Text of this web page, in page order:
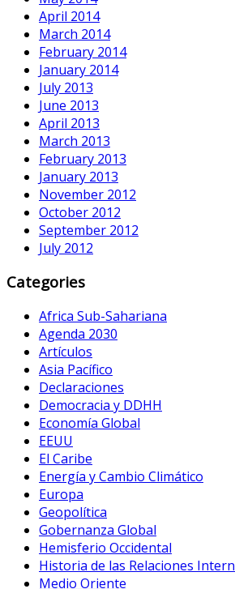
April 2014
March 2014
February 2014
January 2014
July 2013
June 2013
April 2013
March 2013
February 2013
January 2013
November 2012
October 2012
September 2012
July 2012
Categories
Africa Sub-Sahariana
Agenda 2030
Artículos
Asia Pacífico
Declaraciones
Democracia y DDHH
Economía Global
EEUU
El Caribe
Energía y Cambio Climático
Europa
Geopolítica
Gobernanza Global
Hemisferio Occidental
Historia de las Relaciones
Medio Oriente